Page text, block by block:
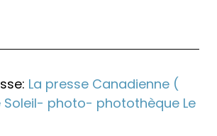
La presse Canadienne (
Soleil- photo- photothèque Le